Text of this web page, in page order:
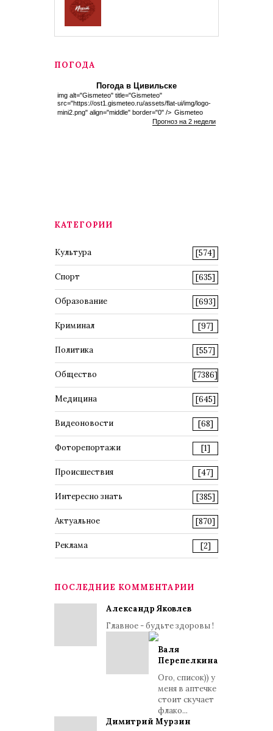
ПОГОДА
Погода в Цивильске
img alt="Gismeteo" title="Gismeteo"
src="https://ost1.gismeteo.ru/assets/flat-ui/img/logo-
mini2.png" align="middle" border="0" /> Gismeteo
Прогноз на 2 недели
КАТЕГОРИИ
Культура [574]
Спорт [635]
Образование [693]
Криминал [97]
Политика [557]
Общество [7386]
Медицина [645]
Видеоновости [68]
Фоторепортажи [1]
Происшествия [47]
Интересно знать [385]
Актуальное [870]
Реклама [2]
ПОСЛЕДНИЕ КОММЕНТАРИИ
Александр Яковлев
Главное - будьте здоровы !
Валя
Перепелкина
Ого, список)) у
меня в аптечке
стоит скучает
флако...
Димитрий Мурзин